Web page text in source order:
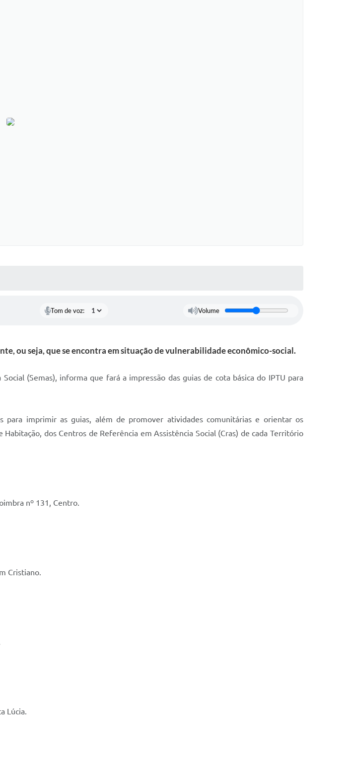
Tom de voz: Volume
ou seja, que se encontra em situação de vulnerabilidade econômico-social.
(Semas), informa que fará a impressão das guias de cota básica do IPTU para
imprimir as guias, além de promover atividades comunitárias e orientar os
dos Centros de Referência em Assistência Social (Cras) de cada Território
nº 131, Centro.
Cristiano.
Lúcia.